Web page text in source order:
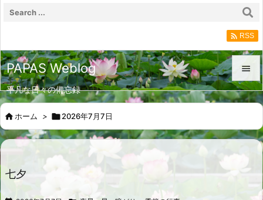
PAPAS Weblog
平凡な日々の備忘録


メニュ
サイド

前へ
 RSS
ホーム > 2026年7月7日
七夕